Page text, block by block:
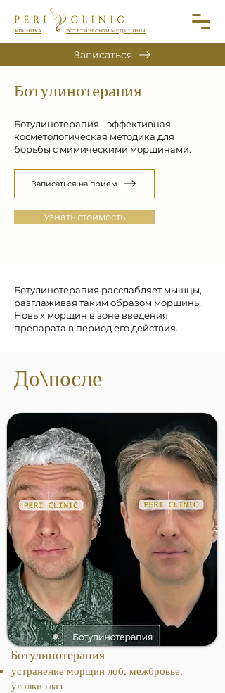
КЛИНИКА ЭСТЕТИЧЕСКОЙ МЕДИЦИНЫ
Записаться
Ботулинотерапия
Ботулинотерапия - эффективная
косметологическая методика для
борьбы с мимическими морщинами.
Записаться на прием
Узнать стоимость
Ботулинотерапия расслабляет мышцы,
разглаживая таким образом морщины.
Новых морщин в зоне введения
препарата в период его действия.
До\после
Ботулинотерапия
устранение морщин лоб, межбровье,
уголки глаз